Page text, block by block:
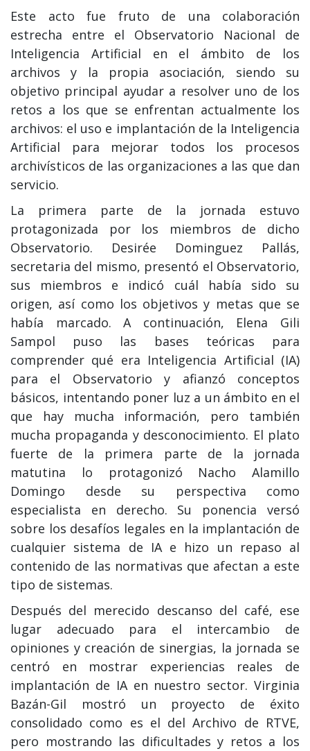
Este acto fue fruto de una colaboración
estrecha entre el Observatorio Nacional de
Inteligencia Artificial en el ámbito de los
archivos y la propia asociación, siendo su
objetivo principal ayudar a resolver uno de los
retos a los que se enfrentan actualmente los
archivos: el uso e implantación de la Inteligencia
Artificial para mejorar todos los procesos
archivísticos de las organizaciones a las que dan
servicio.
La primera parte de la jornada estuvo
protagonizada por los miembros de dicho
Observatorio. Desirée Dominguez Pallás,
secretaria del mismo, presentó el Observatorio,
sus miembros e indicó cuál había sido su
origen, así como los objetivos y metas que se
había marcado. A continuación, Elena Gili
Sampol puso las bases teóricas para
comprender qué era Inteligencia Artificial (IA)
para el Observatorio y afianzó conceptos
básicos, intentando poner luz a un ámbito en el
que hay mucha información, pero también
mucha propaganda y desconocimiento. El plato
fuerte de la primera parte de la jornada
matutina lo protagonizó Nacho Alamillo
Domingo desde su perspectiva como
especialista en derecho. Su ponencia versó
sobre los desafíos legales en la implantación de
cualquier sistema de IA e hizo un repaso al
contenido de las normativas que afectan a este
tipo de sistemas.
Después del merecido descanso del café, ese
lugar adecuado para el intercambio de
opiniones y creación de sinergias, la jornada se
centró en mostrar experiencias reales de
implantación de IA en nuestro sector. Virginia
Bazán-Gil mostró un proyecto de éxito
consolidado como es el del Archivo de RTVE,
pero mostrando las dificultades y retos a los